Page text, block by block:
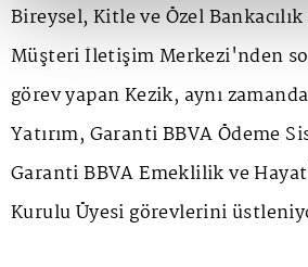
Bireysel, Kitle ve Özel
Müşteri İletişim Merkezi'nden
görev yapan Kezik, aynı
Yatırım, Garanti BBVA Ödeme
Garanti BBVA Emeklilik ve
Kurulu Üyesi görevlerini